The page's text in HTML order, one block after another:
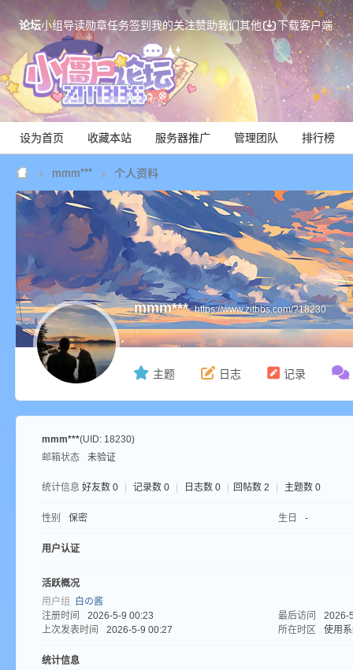
论坛小组导读勋章任务签到我的关注赞助我们其他 下载客户端
设为首页 收藏本站 服务器推广 管理团队 排行榜
Mi
ne
mmm*** 个人资料
mmm*** https://www.zitbbs.com/?18230
主题 日志 记录
mmm***(UID: 18230)
邮箱状态
未验证
统计信息 好友数 0 记录数 0 日志数 0 回帖数 2 主题数 0
性别 保密 生日 -
用户认证
活跃概况
用户组
白の酱
注册时间
2026-5-9 00:23 最后访问
2026-
上次发表时间
2026-5-9 00:27 所在时区 使用
统计信息